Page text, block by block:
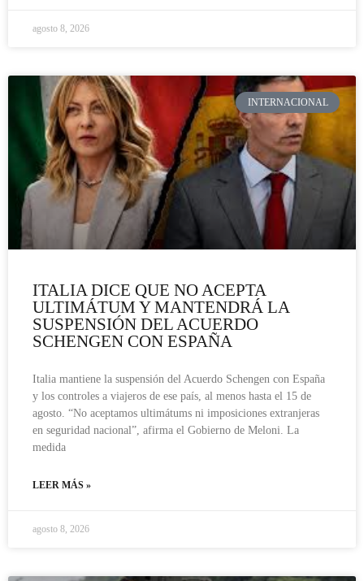
agosto 8, 2026
INTERNACIONAL
ITALIA DICE QUE NO ACEPTA
ULTIMÁTUM Y MANTENDRÁ LA
SUSPENSIÓN DEL ACUERDO
SCHENGEN CON ESPAÑA
Italia mantiene la suspensión del Acuerdo Schengen con España
y los controles a viajeros de ese país, al menos hasta el 15 de
agosto. “No aceptamos ultimátums ni imposiciones extranjeras
en seguridad nacional”, afirma el Gobierno de Meloni. La
medida
LEER MÁS »
agosto 8, 2026